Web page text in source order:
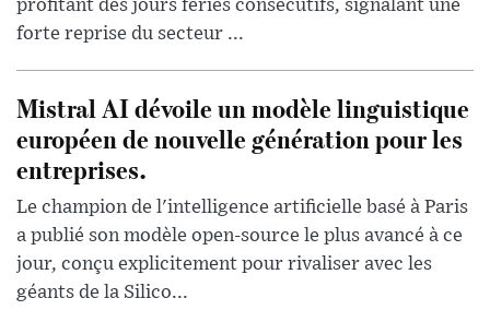
profitant des jours fériés consécutifs, signalant une
forte reprise du secteur ...
Mistral AI dévoile un modèle linguistique
européen de nouvelle génération pour les
entreprises.
Le champion de l'intelligence artificielle basé à Paris
a publié son modèle open-source le plus avancé à ce
jour, conçu explicitement pour rivaliser avec les
géants de la Silico...